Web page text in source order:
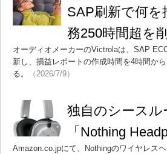
SAP刷新で何
務250時間超を
オーディオメーカーのVictrolaは、SAP
新し、損益レポートの作成時間を4時間か
る。
（2026/7/9）
独自のシース
「Nothing
Amazon.co.jpにて、Nothingのワイヤレス